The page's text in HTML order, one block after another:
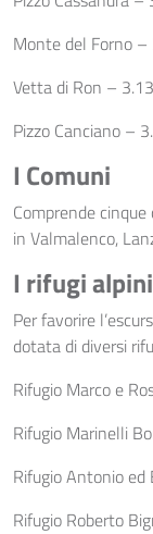
Monte del Forno
Vetta di Ron –
Pizzo Canciano –
I Comuni
Comprende
in Valmalenco,
I rifugi alpini
Per favorire
dotata di diversi
Rifugio Marco e
Rifugio Marinelli
Rifugio Antonio
Rifugio Roberto